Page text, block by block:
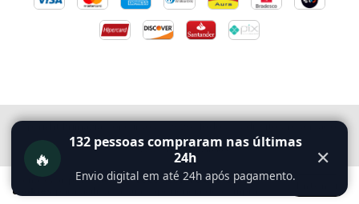
Ao navegar por este sitevocê aceita o uso de
cookies
🔥
132 pessoas compraram nas últimas
24h
Envio digital em até 24h após pagamento.
✕
Copyright Primazia Concursos - 2026. Todos os direitos reservados.